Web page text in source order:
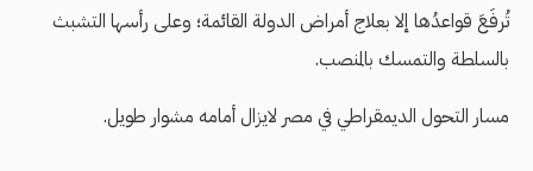
تُرفَعَ قواعدُها إلا بعلاج أمراض الدولة القائمة؛ وعلى رأسها التشبث
بالسلطة والتمسك بالمنصب.
مسار التحول الديمقراطي في مصر لايزال أمامه مشوار طويل.